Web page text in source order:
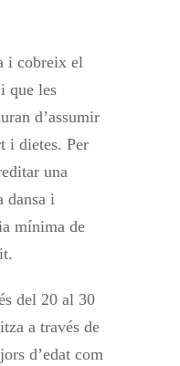
i cobreix el
que les
d’assumir
i dietes. Per
una
dansa i
mínima de
del 20 al 30
a través de
d’edat com